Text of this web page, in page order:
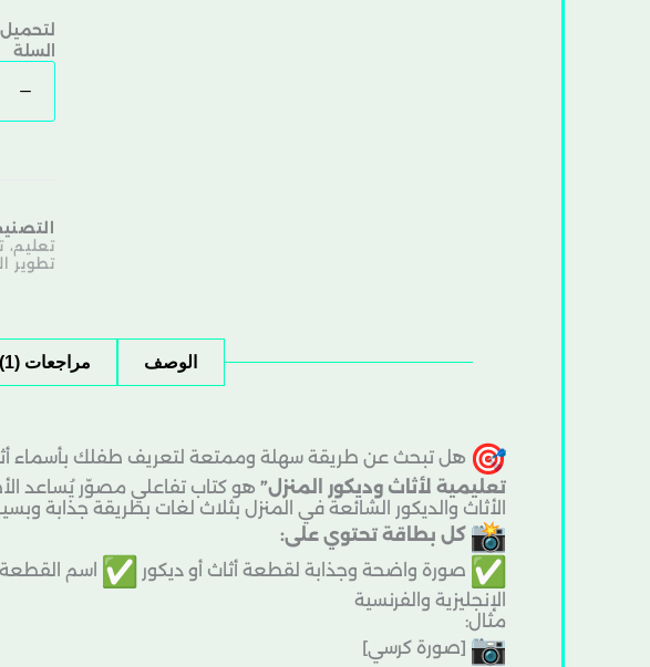
السلة
تعليم،
تطوير
الوصف مراجعات (1)
هل تبحث عن طريقة سهلة وممتعة لتعريف طفلك بأسماء
تعليمية لأثاث وديكور المنزل” هو كتاب تفاعلي مصوّر يُساعد
الأثاث والديكور الشائعة في المنزل بثلاث لغات بطريقة جذابة
كل بطاقة تحتوي على:
صورة واضحة وجذابة لقطعة أثاث أو ديكور
اسم القطعة
الإنجليزية والفرنسية
مثال:
[صورة كرسي]